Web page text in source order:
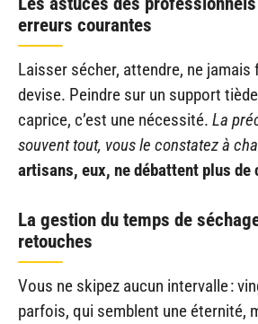
erreurs courantes
Laisser sécher, attendre, ne jamais
devise. Peindre sur un support
caprice, c’est une nécessité. La
souvent tout, vous le constatez à
artisans, eux, ne débattent plus de
La gestion du temps de
retouches
Vous ne skipez aucun intervalle :
parfois, qui semblent une éternité,